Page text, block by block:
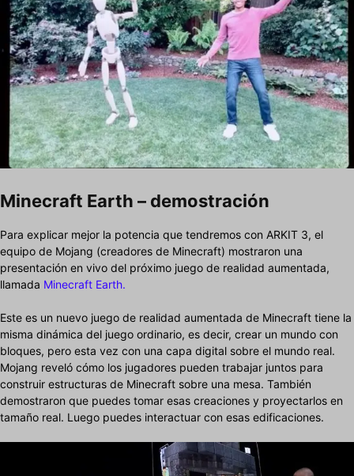
Minecraft Earth – demostración
Para explicar mejor la potencia que tendremos con ARKIT 3, el
equipo de Mojang (creadores de Minecraft) mostraron una
presentación en vivo del próximo juego de realidad aumentada,
llamada Minecraft Earth.
Este es un nuevo juego de realidad aumentada de Minecraft tiene la
misma dinámica del juego ordinario, es decir, crear un mundo con
bloques, pero esta vez con una capa digital sobre el mundo real.
Mojang reveló cómo los jugadores pueden trabajar juntos para
construir estructuras de Minecraft sobre una mesa. También
demostraron que puedes tomar esas creaciones y proyectarlos en
tamaño real. Luego puedes interactuar con esas edificaciones.